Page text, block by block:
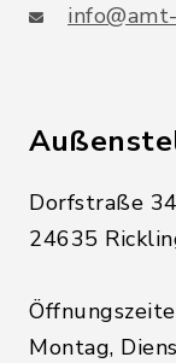
Dorfstraße 34
24635
Montag,